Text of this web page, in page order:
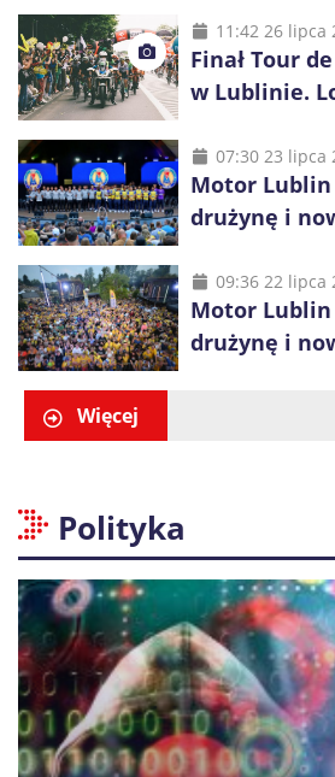
11:42 26 lipca
Finał Tour
w Lublinie.
07:30 23 lipca
Motor Lublin
drużynę i
zespół w
09:36 22 lipca
Motor
drużynę i
Więcej
Polityka